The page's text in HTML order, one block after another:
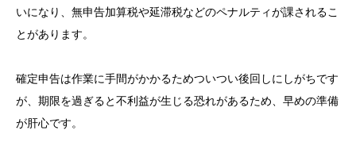
いになり、無申告加算税や延滞税などのペナルティが課されるこ
とがあります。
確定申告は作業に手間がかかるためついつい後回しにしがちです
が、期限を過ぎると不利益が生じる恐れがあるため、早めの準備
が肝心です。